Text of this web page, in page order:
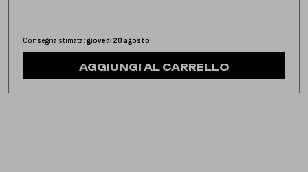
Consegna stimata: giovedì 20 agosto
AGGIUNGI AL CARRELLO